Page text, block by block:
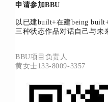
申请参加BBU
以 已建built+在建being
三种状态作品对话自己与未
BBU项目负责人
黄女士133-8009-3357